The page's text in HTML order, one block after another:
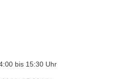
bis 15:30 Uhr